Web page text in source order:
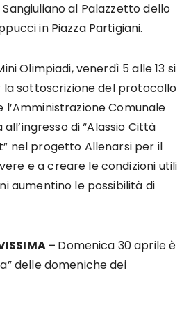
al Palazzetto dello
in Piazza Partigiani.
Olimpiadi, venerdì 5 alle 13 si
sottoscrizione del protocollo
l’Amministrazione Comunale
di “Alassio Città
nel progetto Allenarsi per il
e a creare le condizioni utili
aumentino le possibilità di
– Domenica 30 aprile è
delle domeniche dei